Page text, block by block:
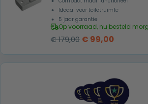
Ideaal voor toiletruimte
5 jaar garantie
Op voorraad, nu besteld
€179,00 Oorspronkelijke
was:
€ 179,00.
€ 99,00
is:
€ 99,00.